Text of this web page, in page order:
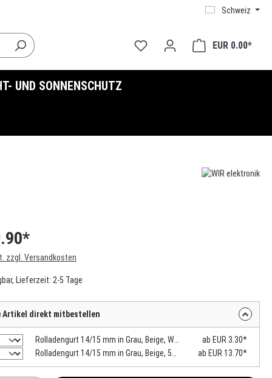
Schweiz
EUR 0.00*
UND SONNENSCHUTZ
zzgl. Versandkosten
Lieferzeit: 2-5 Tage
Artikel direkt mitbestellen
ab EUR 3.30*
ab EUR 13.70*